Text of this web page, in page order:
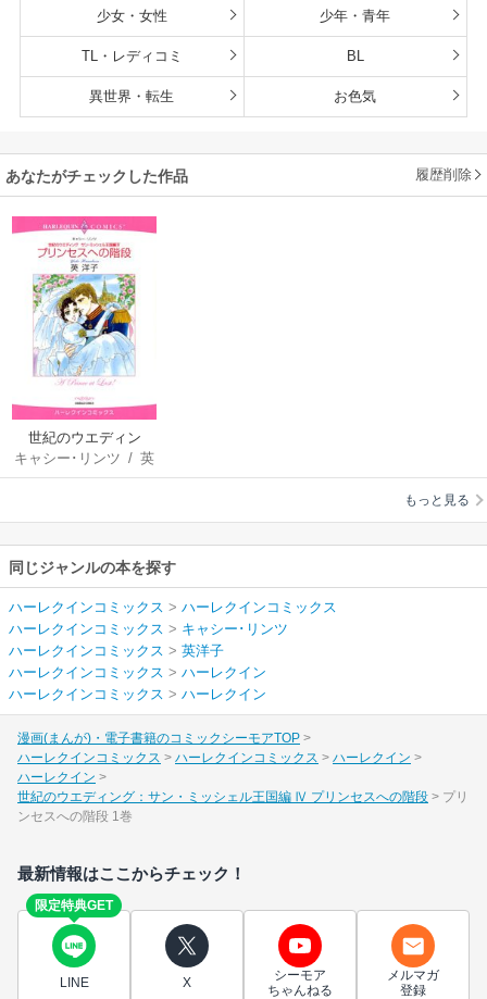
少女・女性 少年・青年
TL・レディコミ BL
異世界・転生 お色気
あなたがチェックした作品 履歴削除
世紀のウエディン
グ：サン・ミッシェ
ル王国編 Ⅳ プリンセ
キャシー･リンツ /英
洋子
もっと見る
同じジャンルの本を探す
ハーレクインコミックス > ハーレクインコミックス
ハーレクインコミックス > キャシー･リンツ
ハーレクインコミックス > 英洋子
ハーレクインコミックス > ハーレクイン
ハーレクインコミックス > ハーレクイン
漫画(まんが)・電子書籍のコミックシーモアTOP
ハーレクインコミックス
ハーレクインコミックス
ハーレクイン
ハーレクイン
世紀のウエディング：サン・ミッシェル王国編 Ⅳ プリンセスへの階段
プリ
ンセスへの階段 1巻
最新情報はここからチェック！
限定特典GET
LINE X
シーモア
ちゃんねる
メルマガ
登録